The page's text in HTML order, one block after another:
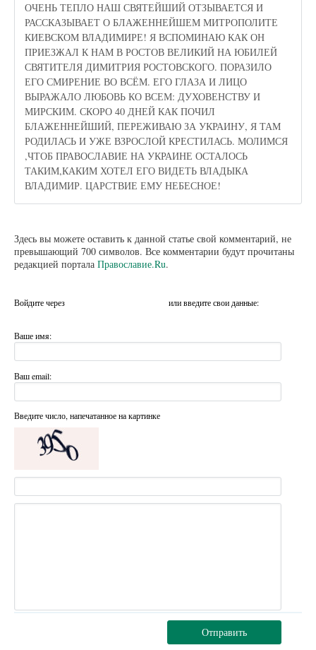
ОЧЕНЬ ТЕПЛО НАШ СВЯТЕЙШИЙ ОТЗЫВАЕТСЯ И
РАССКАЗЫВАЕТ О БЛАЖЕННЕЙШЕМ МИТРОПОЛИТЕ
КИЕВСКОМ ВЛАДИМИРЕ! Я ВСПОМИНАЮ КАК ОН
ПРИЕЗЖАЛ К НАМ В РОСТОВ ВЕЛИКИЙ НА ЮБИЛЕЙ
СВЯТИТЕЛЯ ДИМИТРИЯ РОСТОВСКОГО. ПОРАЗИЛО
ЕГО СМИРЕНИЕ ВО ВСЁМ. ЕГО ГЛАЗА И ЛИЦО
ВЫРАЖАЛО ЛЮБОВЬ КО ВСЕМ: ДУХОВЕНСТВУ И
МИРСКИМ. СКОРО 40 ДНЕЙ КАК ПОЧИЛ
БЛАЖЕННЕЙШИЙ, ПЕРЕЖИВАЮ ЗА УКРАИНУ, Я ТАМ
РОДИЛАСЬ И УЖЕ ВЗРОСЛОЙ КРЕСТИЛАСЬ. МОЛИМСЯ
,ЧТОБ ПРАВОСЛАВИЕ НА УКРАИНЕ ОСТАЛОСЬ
ТАКИМ,КАКИМ ХОТЕЛ ЕГО ВИДЕТЬ ВЛАДЫКА
ВЛАДИМИР. ЦАРСТВИЕ ЕМУ НЕБЕСНОЕ!
Здесь вы можете оставить к данной статье свой комментарий, не
превышающий 700 символов. Все комментарии будут прочитаны
редакцией портала Православие.Ru.
Войдите через или введите свои данные:
Ваше имя:
Ваш email:
Введите число, напечатанное на картинке
Отправить